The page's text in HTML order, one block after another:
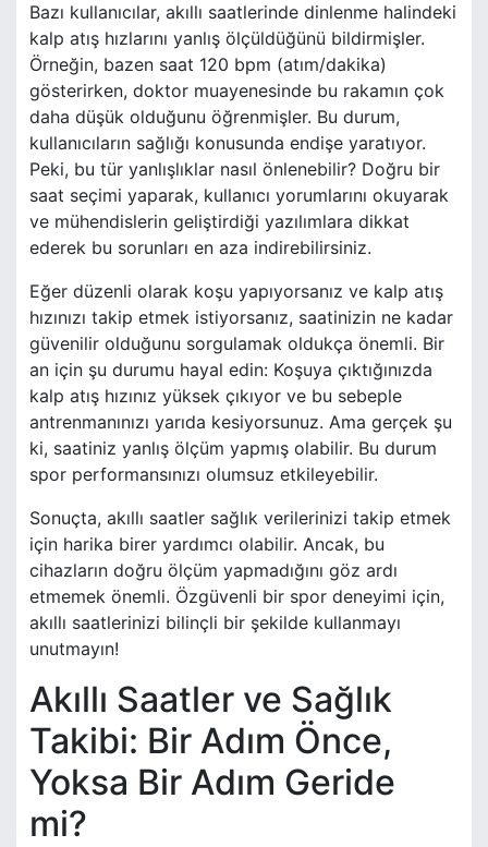
Bazı kullanıcılar, akıllı saatlerinde dinlenme halindeki
kalp atış hızlarını yanlış ölçüldüğünü bildirmişler.
Örneğin, bazen saat 120 bpm (atım/dakika)
gösterirken, doktor muayenesinde bu rakamın çok
daha düşük olduğunu öğrenmişler. Bu durum,
kullanıcıların sağlığı konusunda endişe yaratıyor.
Peki, bu tür yanlışlıklar nasıl önlenebilir? Doğru bir
saat seçimi yaparak, kullanıcı yorumlarını okuyarak
ve mühendislerin geliştirdiği yazılımlara dikkat
ederek bu sorunları en aza indirebilirsiniz.
Eğer düzenli olarak koşu yapıyorsanız ve kalp atış
hızınızı takip etmek istiyorsanız, saatinizin ne kadar
güvenilir olduğunu sorgulamak oldukça önemli. Bir
an için şu durumu hayal edin: Koşuya çıktığınızda
kalp atış hızınız yüksek çıkıyor ve bu sebeple
antrenmanınızı yarıda kesiyorsunuz. Ama gerçek şu
ki, saatiniz yanlış ölçüm yapmış olabilir. Bu durum
spor performansınızı olumsuz etkileyebilir.
Sonuçta, akıllı saatler sağlık verilerinizi takip etmek
için harika birer yardımcı olabilir. Ancak, bu
cihazların doğru ölçüm yapmadığını göz ardı
etmemek önemli. Özgüvenli bir spor deneyimi için,
akıllı saatlerinizi bilinçli bir şekilde kullanmayı
unutmayın!
Akıllı Saatler ve Sağlık
Takibi: Bir Adım Önce,
Yoksa Bir Adım Geride
mi?